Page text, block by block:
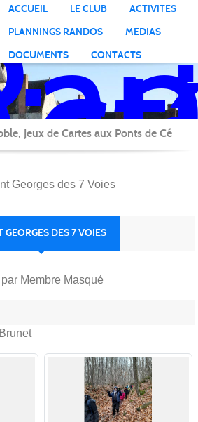
ACCUEIL LE CLUB
ACTIVITES
PLANNINGS RANDOS
MEDIAS
DOCUMENTS
CONTACTS
Jeux de Cartes aux Ponts de Cé
Georges des 7 Voies
GEORGES DES 7 VOIES
par Membre Masqué
cookies